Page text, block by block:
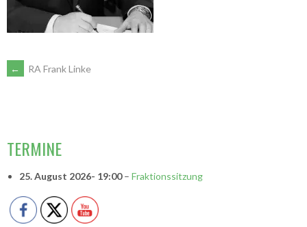
ARTIKEL-
← RA Frank Linke
TERMINE
25. August 2026- 19:00– Fraktionssitzung